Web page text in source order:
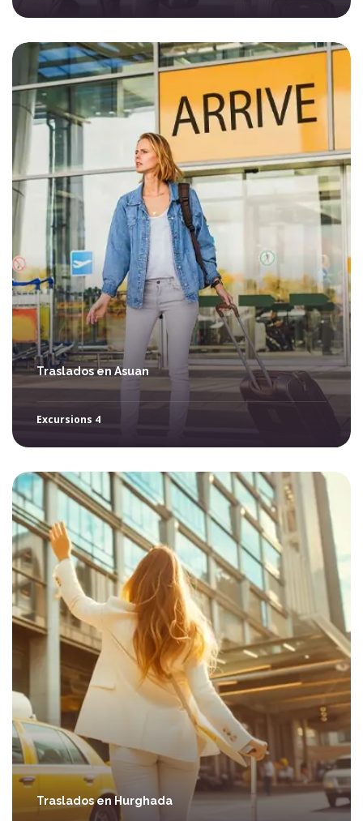
Traslados en Asuan
Excursions 4
Traslados en Hurghada